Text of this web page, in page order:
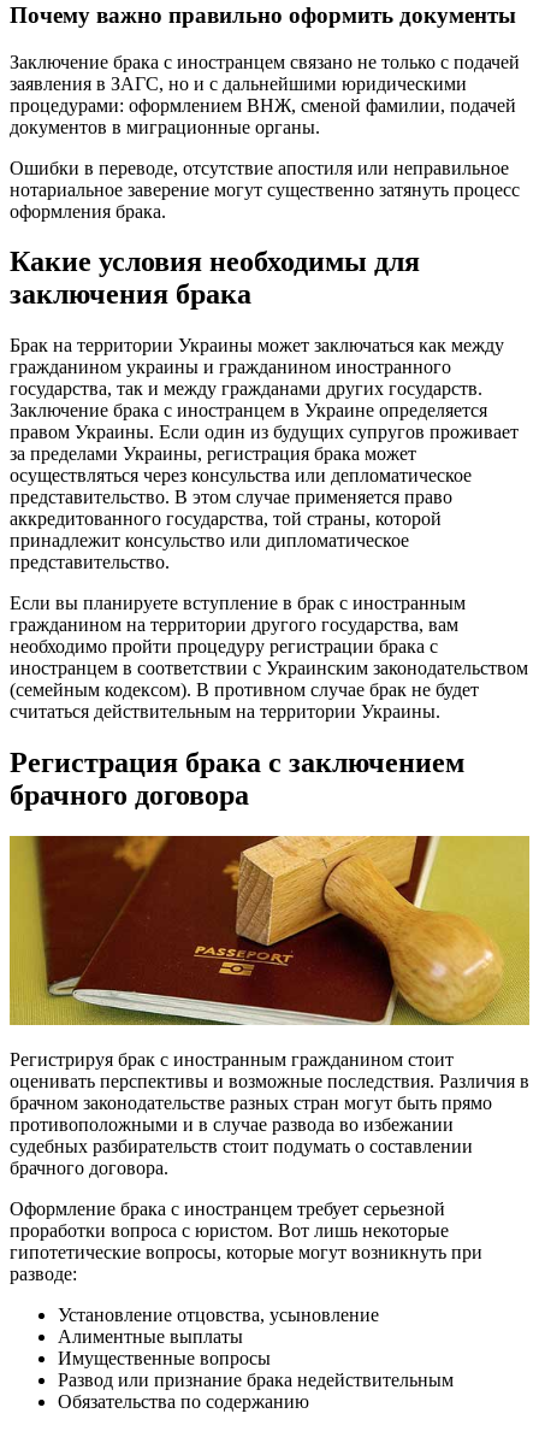
Почему важно правильно оформить документы
Заключение брака с иностранцем связано не только с подачей
заявления в ЗАГС, но и с дальнейшими юридическими
процедурами: оформлением ВНЖ, сменой фамилии, подачей
документов в миграционные органы.
Ошибки в переводе, отсутствие апостиля или неправильное
нотариальное заверение могут существенно затянуть процесс
оформления брака.
Какие условия необходимы для
заключения брака
Брак на территории Украины может заключаться как между
гражданином украины и гражданином иностранного
государства, так и между гражданами других государств.
Заключение брака с иностранцем в Украине определяется
правом Украины. Если один из будущих супругов проживает
за пределами Украины, регистрация брака может
осуществляться через консульства или депломатическое
представительство. В этом случае применяется право
аккредитованного государства, той страны, которой
принадлежит консульство или дипломатическое
представительство.
Если вы планируете вступление в брак с иностранным
гражданином на территории другого государства, вам
необходимо пройти процедуру регистрации брака с
иностранцем в соответствии с Украинским законодательством
(семейным кодексом). В противном случае брак не будет
считаться действительным на территории Украины.
Регистрация брака с заключением
брачного договора
Регистрируя брак с иностранным гражданином стоит
оценивать перспективы и возможные последствия. Различия в
брачном законодательстве разных стран могут быть прямо
противоположными и в случае развода во избежании
судебных разбирательств стоит подумать о составлении
брачного договора.
Оформление брака с иностранцем требует серьезной
проработки вопроса с юристом. Вот лишь некоторые
гипотетические вопросы, которые могут возникнуть при
разводе:
Установление отцовства, усыновление
Алиментные выплаты
Имущественные вопросы
Развод или признание брака недействительным
Обязательства по содержанию